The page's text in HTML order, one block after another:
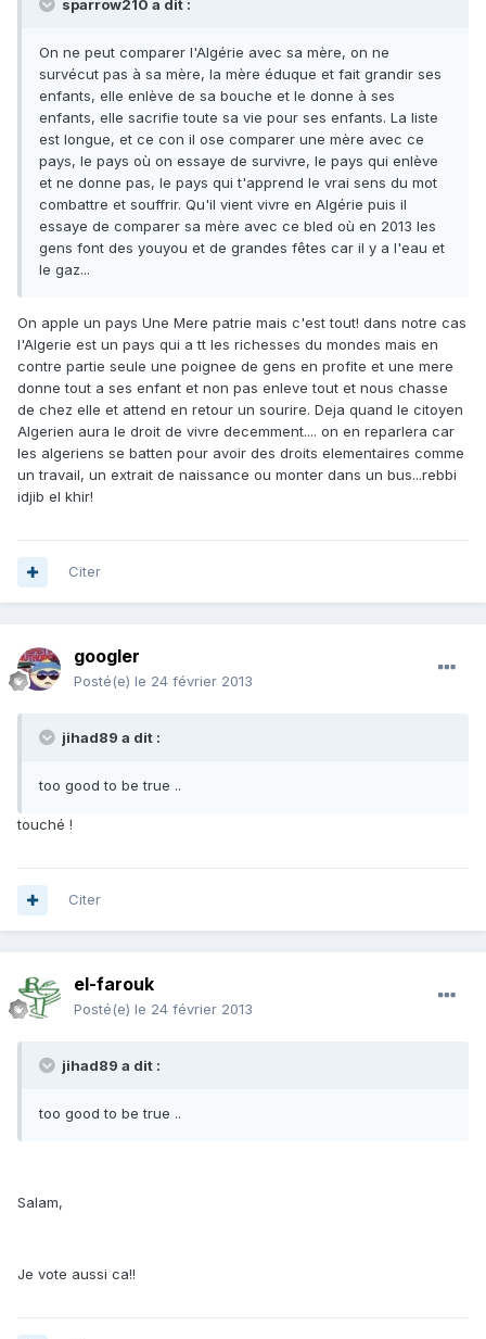
sparrow210 a dit :
On ne peut comparer l'Algérie avec sa mère, on ne
survécut pas à sa mère, la mère éduque et fait grandir ses
enfants, elle enlève de sa bouche et le donne à ses
enfants, elle sacrifie toute sa vie pour ses enfants. La liste
est longue, et ce con il ose comparer une mère avec ce
pays, le pays où on essaye de survivre, le pays qui enlève
et ne donne pas, le pays qui t'apprend le vrai sens du mot
combattre et souffrir. Qu'il vient vivre en Algérie puis il
essaye de comparer sa mère avec ce bled où en 2013 les
gens font des youyou et de grandes fêtes car il y a l'eau et
le gaz...
On apple un pays Une Mere patrie mais c'est tout! dans notre cas
l'Algerie est un pays qui a tt les richesses du mondes mais en
contre partie seule une poignee de gens en profite et une mere
donne tout a ses enfant et non pas enleve tout et nous chasse
de chez elle et attend en retour un sourire. Deja quand le citoyen
Algerien aura le droit de vivre decemment.... on en reparlera car
les algeriens se batten pour avoir des droits elementaires comme
un travail, un extrait de naissance ou monter dans un bus...rebbi
idjib el khir!
Citer
googler
Posté(e) le 24 février 2013
jihad89 a dit :
too good to be true ..
touché !
Citer
el-farouk
Posté(e) le 24 février 2013
jihad89 a dit :
too good to be true ..
Salam,
Je vote aussi ca!!